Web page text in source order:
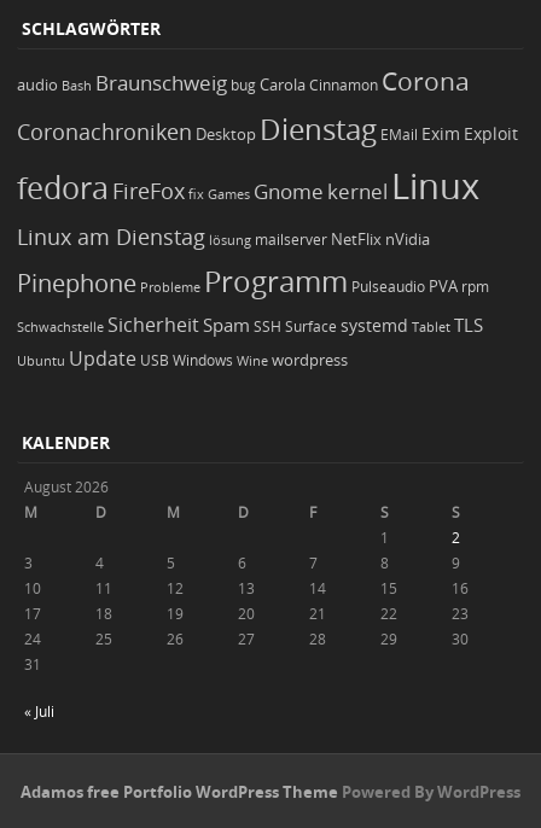
SCHLAGWÖRTER
audio Bash Braunschweig bugCarola Cinnamon Corona
Coronachroniken Desktop Dienstag EMail Exim Exploit
fedora FireFox fix Games Gnome kernel Linux
Linux am Dienstag lösung mailserver NetFlix nVidia
Pinephone Probleme Programm Pulseaudio PVA rpm
Schwachstelle Sicherheit Spam SSH Surface systemd Tablet TLS
Ubuntu Update USB Windows Wine wordpress
KALENDER
August 2026
M
D M D F S
S
1
2
3
4 5 6 7 8
9
10
11 12 13 14 15
16
17
18 19 20 21 22
23
24
25 26 27 28 29
30
31
« Juli
Adamos free Portfolio WordPress Theme Powered By WordPress